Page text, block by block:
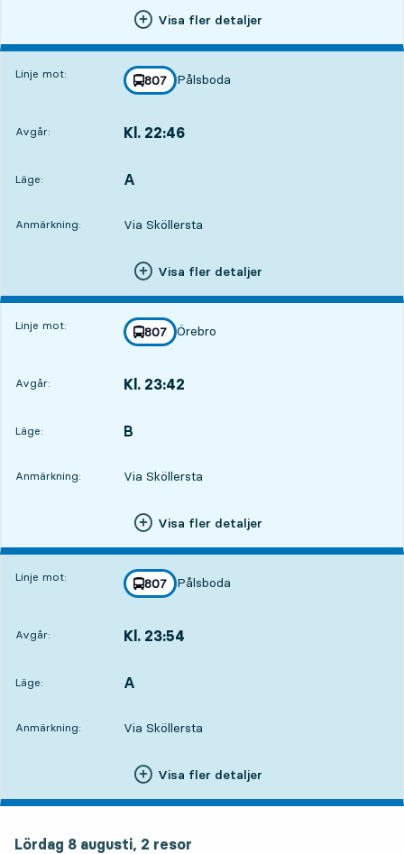
Visa fler detaljer
Linje mot: linje
807
mot
Pålsboda
,
Avgår: Kl. 22:46
Läge:
LÄGE, A
,
Anmärkning: Via Sköllersta
Visa fler detaljer
Linje mot: linje
807
mot
Örebro
,
Avgår: Kl. 23:42
Läge:
LÄGE, B
,
Anmärkning: Via Sköllersta
Visa fler detaljer
Linje mot: linje
807
mot
Pålsboda
,
Avgår: Kl. 23:54
Läge:
LÄGE, A
,
Anmärkning: Via Sköllersta
Visa fler detaljer
Lördag 8 augusti, 2 resor